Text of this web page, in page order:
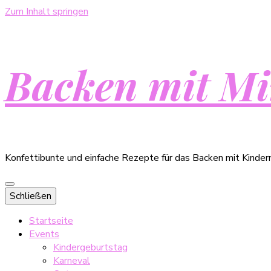
Zum Inhalt springen
Backen mit
Konfettibunte und einfache Rezepte für das Backen mit
Schließen
Startseite
Events
Kindergeburtstag
Karneval